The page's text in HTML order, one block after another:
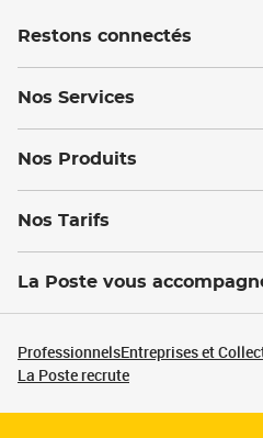
Restons connectés
Nos Services
Nos Produits
Nos Tarifs
La Poste vous
ProfessionnelsEntreprises et
La Poste recrute